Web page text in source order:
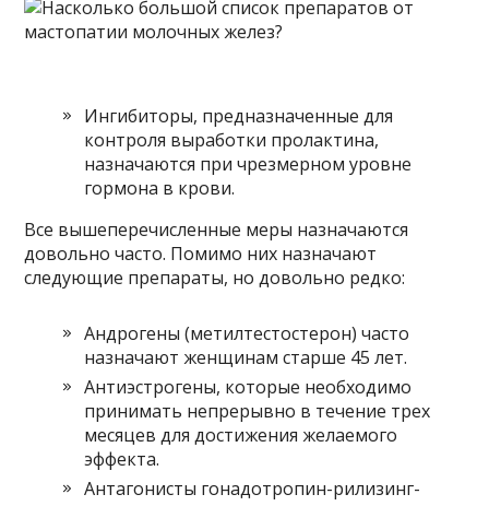
Ингибиторы, предназначенные для
контроля выработки пролактина,
назначаются при чрезмерном уровне
гормона в крови.
Все вышеперечисленные меры назначаются
довольно часто. Помимо них назначают
следующие препараты, но довольно редко:
Андрогены (метилтестостерон) часто
назначают женщинам старше 45 лет.
Антиэстрогены, которые необходимо
принимать непрерывно в течение трех
месяцев для достижения желаемого
эффекта.
Антагонисты гонадотропин-рилизинг-